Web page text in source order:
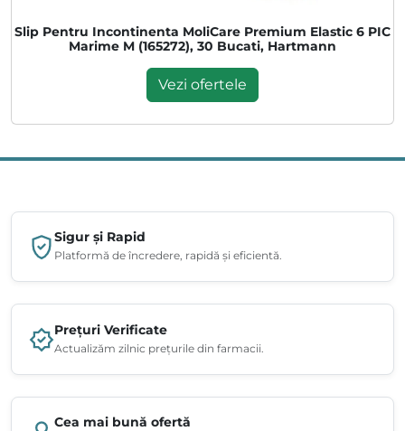
Slip Pentru Incontinenta MoliCare Premium Elastic 6 PIC
Marime M (165272), 30 Bucati, Hartmann
Vezi ofertele
Sigur și Rapid
Platformă de încredere, rapidă și eficientă.
Prețuri Verificate
Actualizăm zilnic prețurile din farmacii.
Cea mai bună ofertă